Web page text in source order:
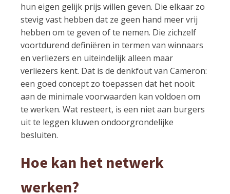
hun eigen gelijk prijs willen geven. Die elkaar zo
stevig vast hebben dat ze geen hand meer vrij
hebben om te geven of te nemen. Die zichzelf
voortdurend definiëren in termen van winnaars
en verliezers en uiteindelijk alleen maar
verliezers kent. Dat is de denkfout van Cameron:
een goed concept zo toepassen dat het nooit
aan de minimale voorwaarden kan voldoen om
te werken. Wat resteert, is een niet aan burgers
uit te leggen kluwen ondoorgrondelijke
besluiten.
Hoe kan het netwerk
werken?